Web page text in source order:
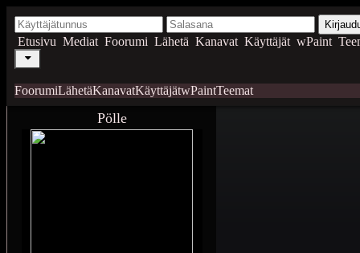
Etusivu Mediat Foorumi Lähetä Kanavat Käyttäjät wPaint
FoorumiLähetäKanavatKäyttäjätwPaintTeemat
Pölle